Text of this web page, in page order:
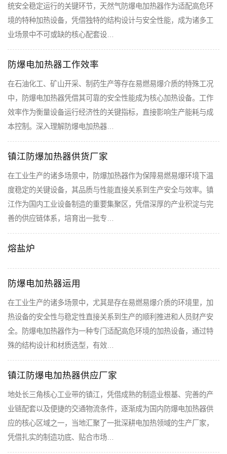
统安全稳定运行的关键环节，天然气防爆电加热器作为适配高危环
境的特种加热设备，凭借独特的结构设计与安全性能，成为诸多工
业场景中不可或缺的核心配套设…
防爆电加热器工作效率
在石油化工、矿山开采、制药生产等存在易燃易爆介质的特殊工况
中，防爆电加热器凭借其可靠的安全性能成为核心加热设备。工作
效率作为衡量设备运行经济性的关键指标，直接影响生产能耗与成
本控制。深入理解防爆电加热器…
镇江防爆加热器供货厂家
在工业生产的诸多场景中，防爆加热器作为保障易燃易爆环境下温
度稳定的关键设备，其品质与性能直接关系到生产安全与效率。镇
江作为国内工业设备制造的重要集聚区，凭借深厚的产业积淀与完
善的供应链体系，培育出一批专…
熔盐炉
防爆电加热器运用
在工业生产的诸多场景中，尤其是存在易燃易爆介质的环境里，加
热设备的安全性与稳定性直接关系到生产的顺利推进和人员财产安
全。防爆电加热器作为一种专门适配高危环境的加热设备，通过特
殊的结构设计和材质选型，有效…
镇江防爆电加热器供应厂家
地处长三角核心工业带的镇江，凭借成熟的制造业根基、完善的产
业链配套以及便捷的交通物流条件，逐渐成为国内防爆电加热器供
应的核心区域之一，当地汇聚了一批深耕电加热领域的生产厂家，
凭借扎实的制造功底、贴合市场…